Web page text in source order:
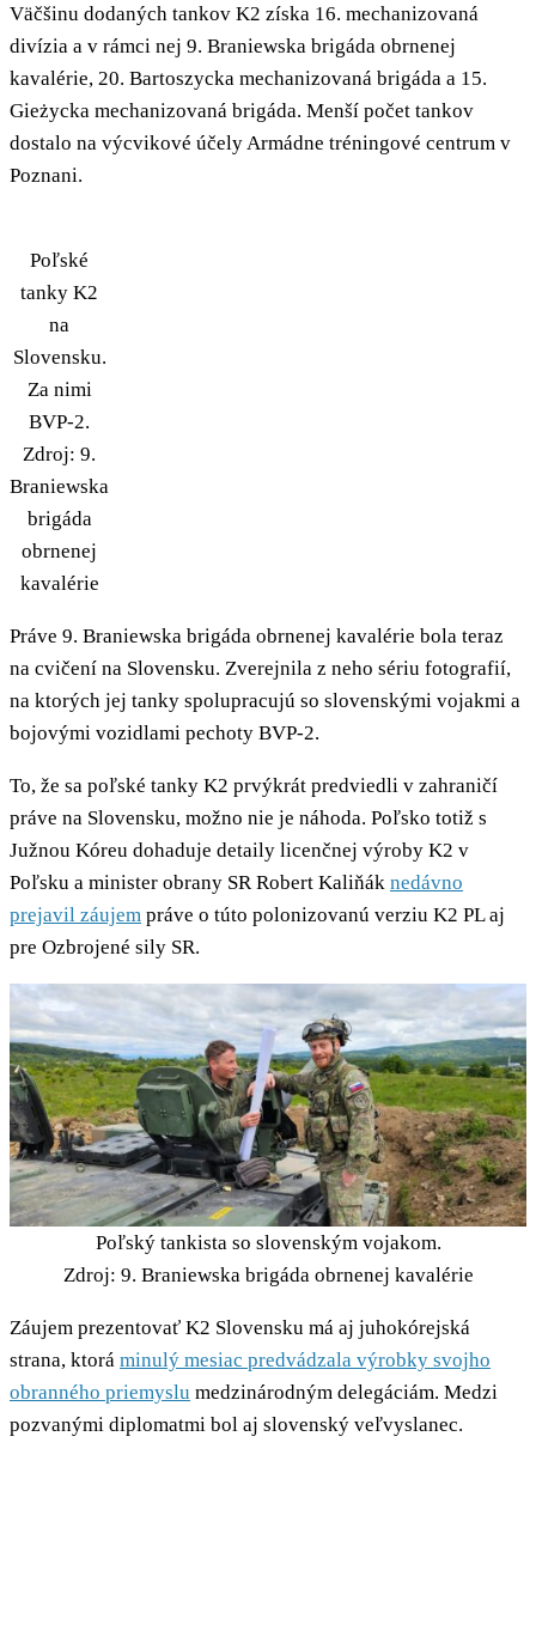
Väčšinu dodaných tankov K2 získa 16. mechanizovaná
divízia a v rámci nej 9. Braniewska brigáda obrnenej
kavalérie, 20. Bartoszycka mechanizovaná brigáda a 15.
Gieżycka mechanizovaná brigáda. Menší počet tankov
dostalo na výcvikové účely Armádne tréningové centrum v
Poznani.
Poľské
tanky K2
na
Slovensku.
Za nimi
BVP-2.
Zdroj: 9.
Braniewska
brigáda
obrnenej
kavalérie
Práve 9. Braniewska brigáda obrnenej kavalérie bola teraz
na cvičení na Slovensku. Zverejnila z neho sériu fotografií,
na ktorých jej tanky spolupracujú so slovenskými vojakmi a
bojovými vozidlami pechoty BVP-2.
To, že sa poľské tanky K2 prvýkrát predviedli v zahraničí
práve na Slovensku, možno nie je náhoda. Poľsko totiž s
Južnou Kóreu dohaduje detaily licenčnej výroby K2 v
Poľsku a minister obrany SR Robert Kaliňák nedávno
prejavil záujem práve o túto polonizovanú verziu K2 PL aj
pre Ozbrojené sily SR.
Poľský tankista so slovenským vojakom.
Zdroj: 9. Braniewska brigáda obrnenej kavalérie
Záujem prezentovať K2 Slovensku má aj juhokórejská
strana, ktorá minulý mesiac predvádzala výrobky svojho
obranného priemyslu medzinárodným delegáciám. Medzi
pozvanými diplomatmi bol aj slovenský veľvyslanec.